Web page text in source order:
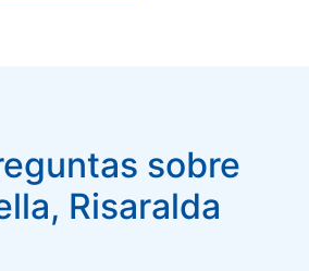
sobre
Risaralda